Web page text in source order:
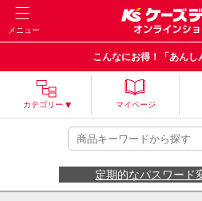
メニュー
こんなにお得！「あんし
カテゴリー マイページ
定期的なパスワード